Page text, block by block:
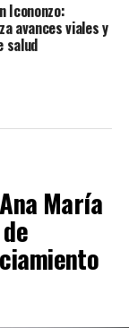
Icononzo:
avances viales y
salud
María